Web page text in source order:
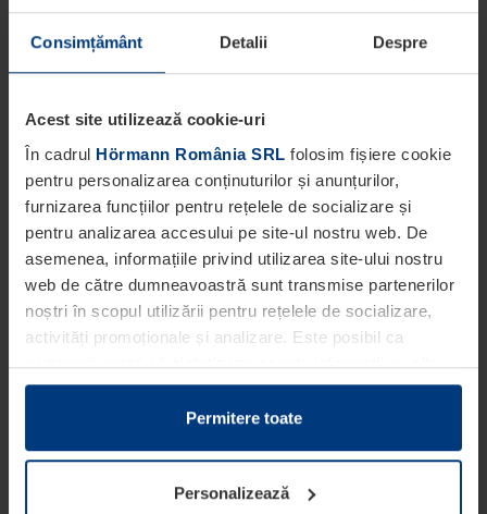
Consimțământ Detalii Despre
Acest site utilizează cookie-uri
În cadrul Hörmann România SRL folosim fișiere cookie
pentru personalizarea conținuturilor și anunțurilor,
furnizarea funcțiilor pentru rețelele de socializare și
pentru analizarea accesului pe site-ul nostru web. De
asemenea, informațiile privind utilizarea site-ului nostru
web de către dumneavoastră sunt transmise partenerilor
noștri în scopul utilizării pentru rețelele de socializare,
activități promoționale și analizare. Este posibil ca
partenerii noștri să sintetizeze aceste informații cu alte
date pe care dumneavoastră le-ați pus la dispoziția
acestora ori care au fost colectate în cadrul utilizării
Din punct de vedere legal, putem stoca fișiere cookie pe
dispozitivul dumneavoastră în cazul în care acestea sunt
Permitere toate
Personalizează